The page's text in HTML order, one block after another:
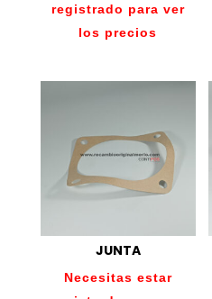
registrado para ver
los precios
JUNTA
Necesitas estar